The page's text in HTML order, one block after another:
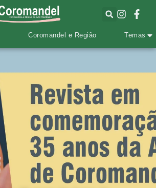
Coromandel e Região Temas